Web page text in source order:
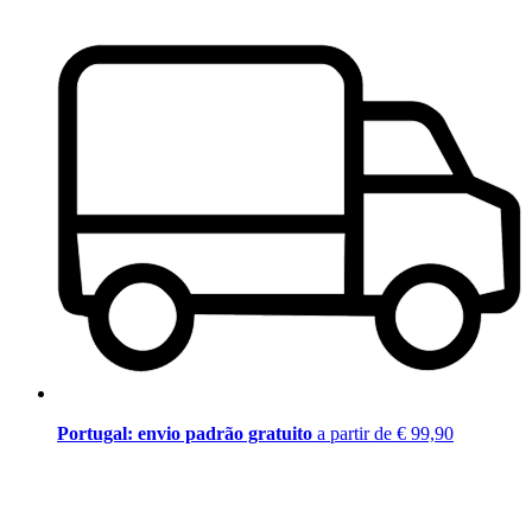
Portugal: envio padrão gratuito a partir de € 99,90